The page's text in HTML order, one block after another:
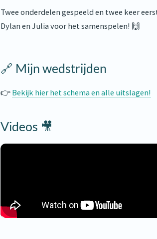
Twee onderdelen gespeeld en twee keer
Dylan en Julia voor het samenspelen! 🙌
🔗 Mijn wedstrijden
👉 Bekijk hier het schema en alle uitslagen!
Videos 🎥